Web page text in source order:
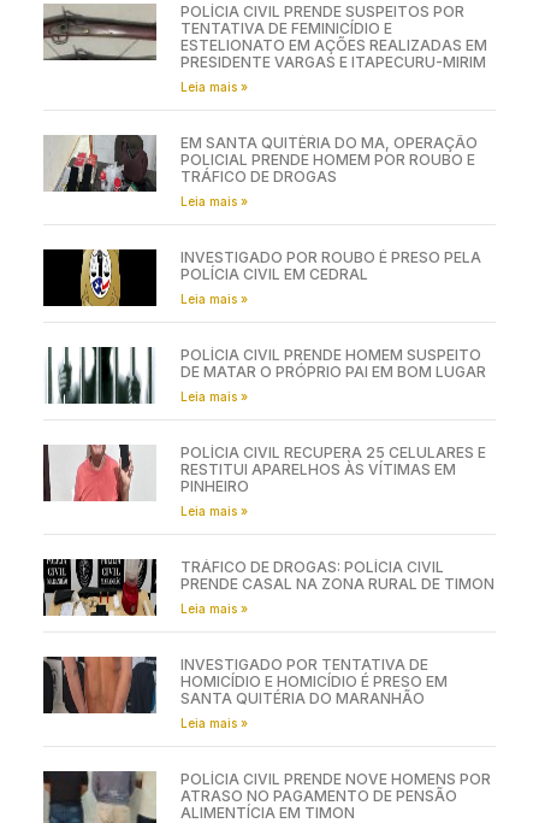
POLÍCIA CIVIL PRENDE SUSPEITOS POR
TENTATIVA DE FEMINICÍDIO E
ESTELIONATO EM AÇÕES REALIZADAS EM
PRESIDENTE VARGAS E ITAPECURU-MIRIM
Leia mais »
EM SANTA QUITÉRIA DO MA, OPERAÇÃO
POLICIAL PRENDE HOMEM POR ROUBO E
TRÁFICO DE DROGAS
Leia mais »
INVESTIGADO POR ROUBO É PRESO PELA
POLÍCIA CIVIL EM CEDRAL
Leia mais »
POLÍCIA CIVIL PRENDE HOMEM SUSPEITO
DE MATAR O PRÓPRIO PAI EM BOM LUGAR
Leia mais »
POLÍCIA CIVIL RECUPERA 25 CELULARES E
RESTITUI APARELHOS ÀS VÍTIMAS EM
PINHEIRO
Leia mais »
TRÁFICO DE DROGAS: POLÍCIA CIVIL
PRENDE CASAL NA ZONA RURAL DE TIMON
Leia mais »
INVESTIGADO POR TENTATIVA DE
HOMICÍDIO E HOMICÍDIO É PRESO EM
SANTA QUITÉRIA DO MARANHÃO
Leia mais »
POLÍCIA CIVIL PRENDE NOVE HOMENS POR
ATRASO NO PAGAMENTO DE PENSÃO
ALIMENTÍCIA EM TIMON